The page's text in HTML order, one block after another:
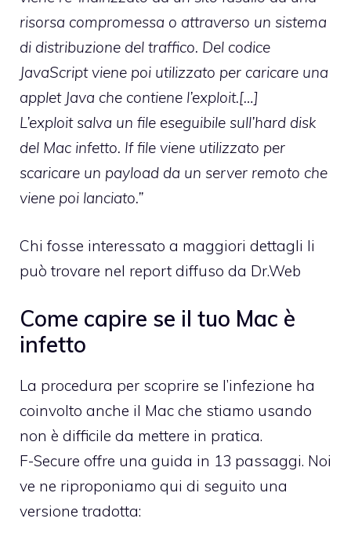
risorsa compromessa o attraverso un sistema
di distribuzione del traffico. Del codice
JavaScript viene poi utilizzato per caricare una
applet Java che contiene l’exploit.[…]
L’exploit salva un file eseguibile sull’hard disk
del Mac infetto. If file viene utilizzato per
scaricare un payload da un server remoto che
viene poi lanciato.”
Chi fosse interessato a maggiori dettagli li
può trovare nel report diffuso da Dr.Web
Come capire se il tuo Mac è
infetto
La procedura per scoprire se l’infezione ha
coinvolto anche il Mac che stiamo usando
non è difficile da mettere in pratica.
F-Secure offre una guida in 13 passaggi. Noi
ve ne riproponiamo qui di seguito una
versione tradotta: